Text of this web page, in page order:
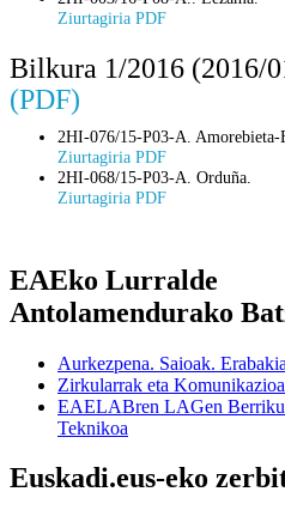
Ziurtagiria PDF
Bilkura 1/2016 (2016/
(PDF)
2HI-076/15-P03-A.
Ziurtagiria PDF
2HI-068/15-
Ziurtagiria PDF
EAEko Lurralde
Antolamendurako
Aurkezpena. Saioak.
Zirkularrak eta
EAELABren LAGen
Teknikoa
Euskadi.eus-eko